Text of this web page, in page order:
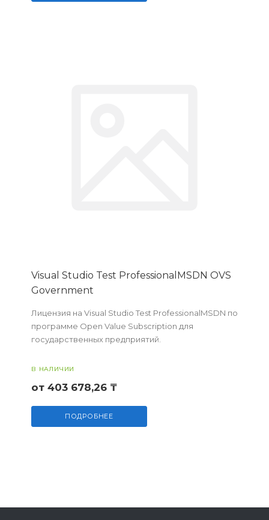
Visual Studio Test ProfessionalMSDN OVS
Government
Лицензия на Visual Studio Test ProfessionalMSDN по
программе Open Value Subscription для
государственных предприятий.
В НАЛИЧИИ
от 403 678,26 ₸
ПОДРОБНЕЕ